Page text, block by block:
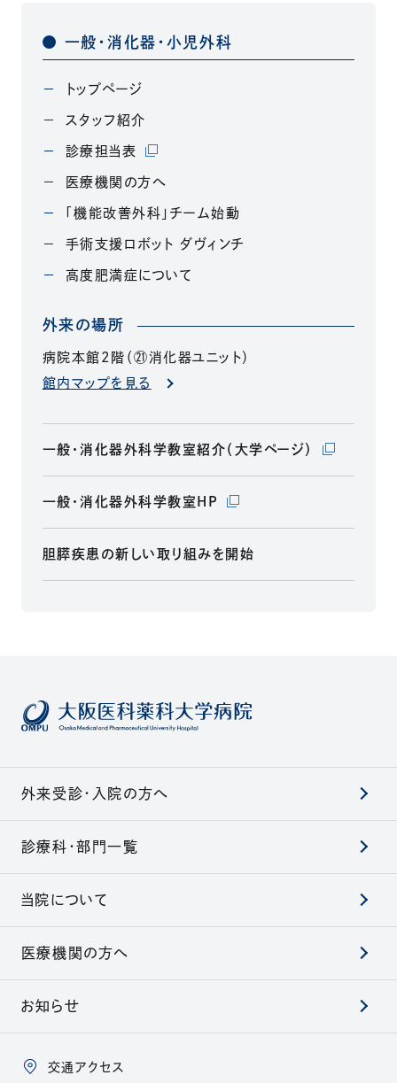
一般・消化器・小児外科
トップページ
スタッフ紹介
診療担当表 （別ウィンドウで開きます）
医療機関の方へ
「機能改善外科」チーム始動
手術支援ロボット ダヴィンチ
高度肥満症について
外来の場所
病院本館2階（㉑消化器ユニット）
館内マップを見る
（別ウィンドウで開きます）
一般・消化器外科学教室紹介（大学ページ） （別ウィン
一般・消化器外科学教室HP （別ウィンドウで開きます）
胆膵疾患の新しい取り組みを開始
外来受診・入院の方へ
診療科・部門一覧
当院について
医療機関の方へ
お知らせ
交通アクセス